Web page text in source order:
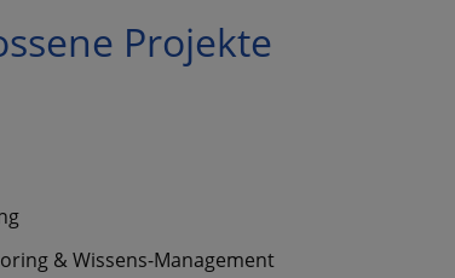
Projekte
& Wissens-Management